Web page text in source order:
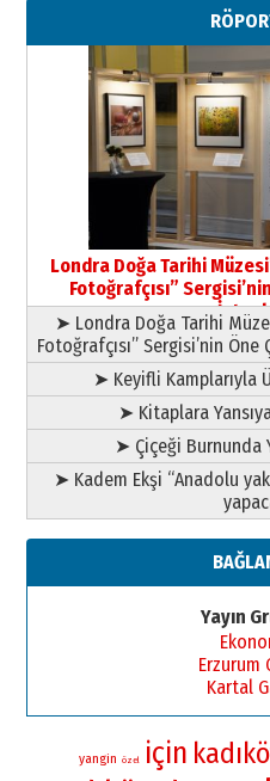
Londra Doğa Tarihi
Fotoğrafçısı”
➤ Londra Doğa Tarihi
Fotoğrafçısı” Sergisi’nin
➤ Keyifli Kamplarıyla
➤ Kitaplara
➤ Çiçeği Burnunda
➤ Kadem Ekşi “Anadolu
Yayın
Erzurum
Kartal
yangin özel için